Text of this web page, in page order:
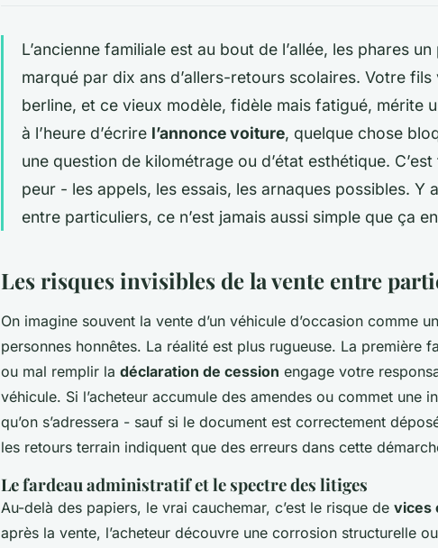
L’ancienne familiale est au bout de l’allée, les phares
marqué par dix ans d’allers-retours scolaires. Votre fils
berline, et ce vieux modèle, fidèle mais fatigué, mérite
à l’heure d’écrire l’annonce voiture, quelque chose
une question de kilométrage ou d’état esthétique.
peur - les appels, les essais, les arnaques possibles. Y
entre particuliers, ce n’est jamais aussi simple que ça en
Les risques invisibles de la vente entre
On imagine souvent la vente d’un véhicule d’occasion comme
personnes honnêtes. La réalité est plus rugueuse. La première
ou mal remplir la déclaration de cession engage votre
véhicule. Si l’acheteur accumule des amendes ou commet une
qu’on s’adressera - sauf si le document est correctement
les retours terrain indiquent que des erreurs dans cette
Le fardeau administratif et le spectre des litiges
Au-delà des papiers, le vrai cauchemar, c’est le risque de vices
après la vente, l’acheteur découvre une corrosion structurelle